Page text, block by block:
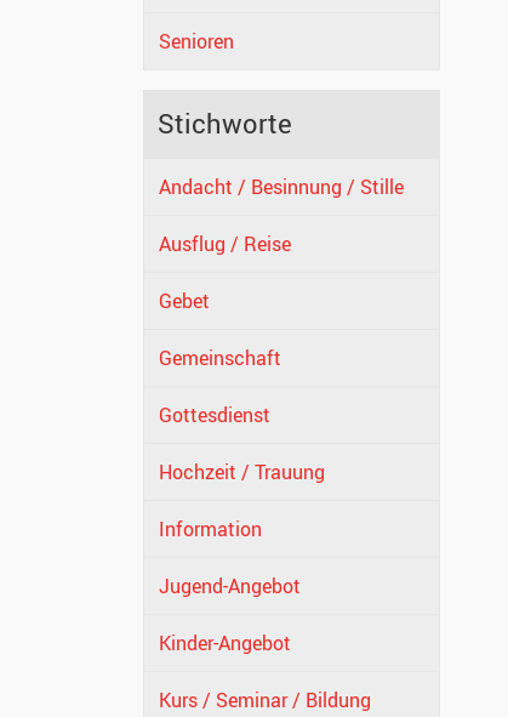
Senioren
Stichworte
Andacht / Besinnung / Stille
Ausflug / Reise
Gebet
Gemeinschaft
Gottesdienst
Hochzeit / Trauung
Information
Jugend-Angebot
Kinder-Angebot
Kurs / Seminar / Bildung